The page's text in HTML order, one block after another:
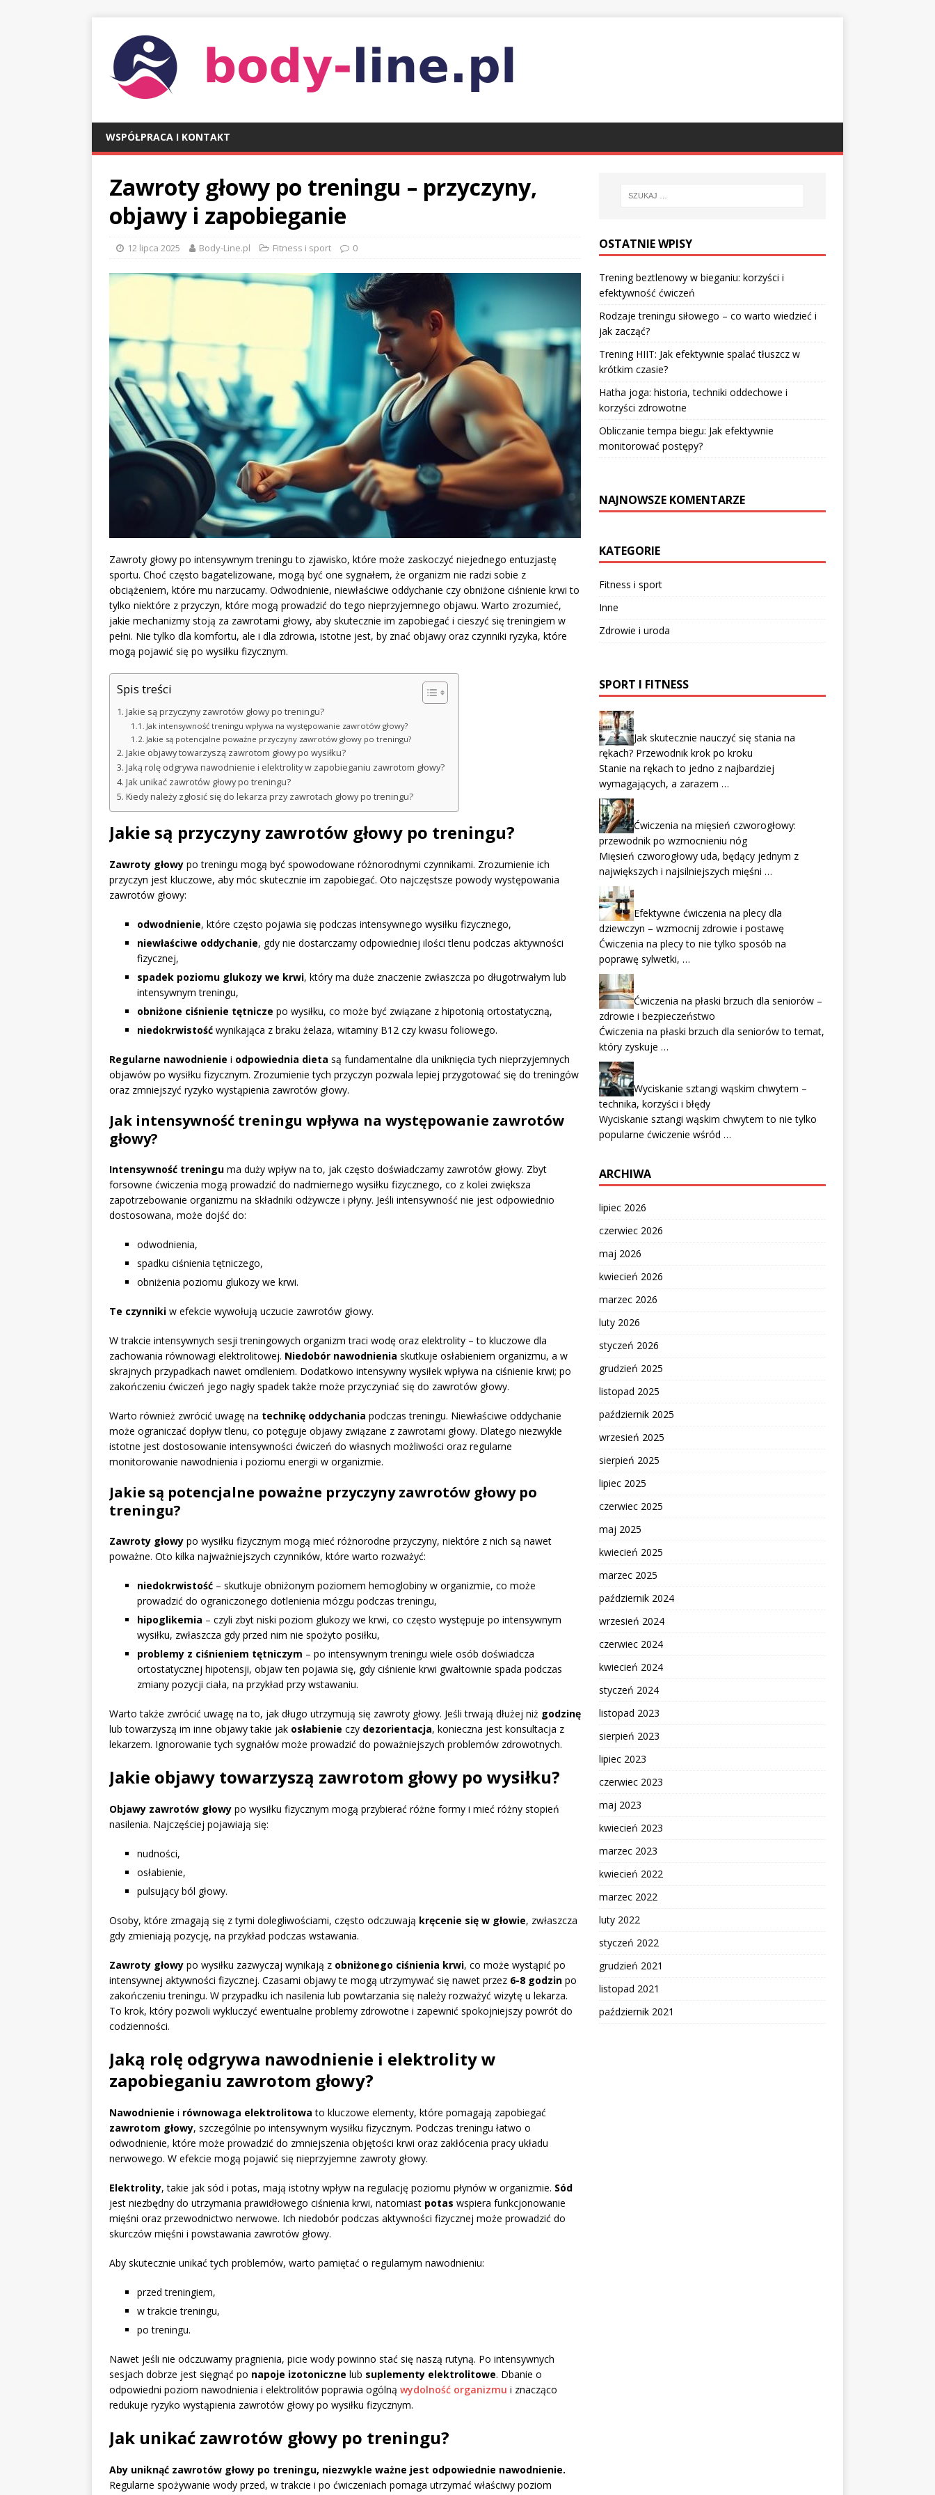
WSPÓŁPRACA I KONTAKT
Zawroty głowy po treningu – przyczyny,
objawy i zapobieganie
12 lipca 2025 Body-Line.pl Fitness i sport 0
Zawroty głowy po intensywnym treningu to zjawisko, które może zaskoczyć niejednego entuzjastę
sportu. Choć często bagatelizowane, mogą być one sygnałem, że organizm nie radzi sobie z
obciążeniem, które mu narzucamy. Odwodnienie, niewłaściwe oddychanie czy obniżone ciśnienie krwi to
tylko niektóre z przyczyn, które mogą prowadzić do tego nieprzyjemnego objawu. Warto zrozumieć,
jakie mechanizmy stoją za zawrotami głowy, aby skutecznie im zapobiegać i cieszyć się treningiem w
pełni. Nie tylko dla komfortu, ale i dla zdrowia, istotne jest, by znać objawy oraz czynniki ryzyka, które
mogą pojawić się po wysiłku fizycznym.
Spis treści
Jakie są przyczyny zawrotów głowy po treningu?
Jak intensywność treningu wpływa na występowanie zawrotów głowy?
Jakie są potencjalne poważne przyczyny zawrotów głowy po treningu?
Jakie objawy towarzyszą zawrotom głowy po wysiłku?
Jaką rolę odgrywa nawodnienie i elektrolity w zapobieganiu zawrotom głowy?
Jak unikać zawrotów głowy po treningu?
Kiedy należy zgłosić się do lekarza przy zawrotach głowy po treningu?
Jakie są przyczyny zawrotów głowy po treningu?
Zawroty głowy po treningu mogą być spowodowane różnorodnymi czynnikami. Zrozumienie ich
przyczyn jest kluczowe, aby móc skutecznie im zapobiegać. Oto najczęstsze powody występowania
zawrotów głowy:
odwodnienie, które często pojawia się podczas intensywnego wysiłku fizycznego,
niewłaściwe oddychanie, gdy nie dostarczamy odpowiedniej ilości tlenu podczas aktywności
fizycznej,
spadek poziomu glukozy we krwi, który ma duże znaczenie zwłaszcza po długotrwałym lub
intensywnym treningu,
obniżone ciśnienie tętnicze po wysiłku, co może być związane z hipotonią ortostatyczną,
niedokrwistość wynikająca z braku żelaza, witaminy B12 czy kwasu foliowego.
Regularne nawodnienie i odpowiednia dieta są fundamentalne dla uniknięcia tych nieprzyjemnych
objawów po wysiłku fizycznym. Zrozumienie tych przyczyn pozwala lepiej przygotować się do treningów
oraz zmniejszyć ryzyko wystąpienia zawrotów głowy.
Jak intensywność treningu wpływa na występowanie zawrotów
głowy?
Intensywność treningu ma duży wpływ na to, jak często doświadczamy zawrotów głowy. Zbyt
forsowne ćwiczenia mogą prowadzić do nadmiernego wysiłku fizycznego, co z kolei zwiększa
zapotrzebowanie organizmu na składniki odżywcze i płyny. Jeśli intensywność nie jest odpowiednio
dostosowana, może dojść do:
odwodnienia,
spadku ciśnienia tętniczego,
obniżenia poziomu glukozy we krwi.
Te czynniki w efekcie wywołują uczucie zawrotów głowy.
W trakcie intensywnych sesji treningowych organizm traci wodę oraz elektrolity – to kluczowe dla
zachowania równowagi elektrolitowej. Niedobór nawodnienia skutkuje osłabieniem organizmu, a w
skrajnych przypadkach nawet omdleniem. Dodatkowo intensywny wysiłek wpływa na ciśnienie krwi; po
zakończeniu ćwiczeń jego nagły spadek także może przyczyniać się do zawrotów głowy.
Warto również zwrócić uwagę na technikę oddychania podczas treningu. Niewłaściwe oddychanie
może ograniczać dopływ tlenu, co potęguje objawy związane z zawrotami głowy. Dlatego niezwykle
istotne jest dostosowanie intensywności ćwiczeń do własnych możliwości oraz regularne
monitorowanie nawodnienia i poziomu energii w organizmie.
Jakie są potencjalne poważne przyczyny zawrotów głowy po
treningu?
Zawroty głowy po wysiłku fizycznym mogą mieć różnorodne przyczyny, niektóre z nich są nawet
poważne. Oto kilka najważniejszych czynników, które warto rozważyć:
niedokrwistość – skutkuje obniżonym poziomem hemoglobiny w organizmie, co może
prowadzić do ograniczonego dotlenienia mózgu podczas treningu,
hipoglikemia – czyli zbyt niski poziom glukozy we krwi, co często występuje po intensywnym
wysiłku, zwłaszcza gdy przed nim nie spożyto posiłku,
problemy z ciśnieniem tętniczym – po intensywnym treningu wiele osób doświadcza
ortostatycznej hipotensji, objaw ten pojawia się, gdy ciśnienie krwi gwałtownie spada podczas
zmiany pozycji ciała, na przykład przy wstawaniu.
Warto także zwrócić uwagę na to, jak długo utrzymują się zawroty głowy. Jeśli trwają dłużej niż godzinę
lub towarzyszą im inne objawy takie jak osłabienie czy dezorientacja, konieczna jest konsultacja z
lekarzem. Ignorowanie tych sygnałów może prowadzić do poważniejszych problemów zdrowotnych.
Jakie objawy towarzyszą zawrotom głowy po wysiłku?
Objawy zawrotów głowy po wysiłku fizycznym mogą przybierać różne formy i mieć różny stopień
nasilenia. Najczęściej pojawiają się:
nudności,
osłabienie,
pulsujący ból głowy.
Osoby, które zmagają się z tymi dolegliwościami, często odczuwają kręcenie się w głowie, zwłaszcza
gdy zmieniają pozycję, na przykład podczas wstawania.
Zawroty głowy po wysiłku zazwyczaj wynikają z obniżonego ciśnienia krwi, co może wystąpić po
intensywnej aktywności fizycznej. Czasami objawy te mogą utrzymywać się nawet przez 6-8 godzin po
zakończeniu treningu. W przypadku ich nasilenia lub powtarzania się należy rozważyć wizytę u lekarza.
To krok, który pozwoli wykluczyć ewentualne problemy zdrowotne i zapewnić spokojniejszy powrót do
codzienności.
Jaką rolę odgrywa nawodnienie i elektrolity w
zapobieganiu zawrotom głowy?
Nawodnienie i równowaga elektrolitowa to kluczowe elementy, które pomagają zapobiegać
zawrotom głowy, szczególnie po intensywnym wysiłku fizycznym. Podczas treningu łatwo o
odwodnienie, które może prowadzić do zmniejszenia objętości krwi oraz zakłócenia pracy układu
nerwowego. W efekcie mogą pojawić się nieprzyjemne zawroty głowy.
Elektrolity, takie jak sód i potas, mają istotny wpływ na regulację poziomu płynów w organizmie. Sód
jest niezbędny do utrzymania prawidłowego ciśnienia krwi, natomiast potas wspiera funkcjonowanie
mięśni oraz przewodnictwo nerwowe. Ich niedobór podczas aktywności fizycznej może prowadzić do
skurczów mięśni i powstawania zawrotów głowy.
Aby skutecznie unikać tych problemów, warto pamiętać o regularnym nawodnieniu:
przed treningiem,
w trakcie treningu,
po treningu.
Nawet jeśli nie odczuwamy pragnienia, picie wody powinno stać się naszą rutyną. Po intensywnych
sesjach dobrze jest sięgnąć po napoje izotoniczne lub suplementy elektrolitowe. Dbanie o
odpowiedni poziom nawodnienia i elektrolitów poprawia ogólną wydolność organizmu i znacząco
redukuje ryzyko wystąpienia zawrotów głowy po wysiłku fizycznym.
Jak unikać zawrotów głowy po treningu?
Aby uniknąć zawrotów głowy po treningu, niezwykle ważne jest odpowiednie nawodnienie.
Regularne spożywanie wody przed, w trakcie i po ćwiczeniach pomaga utrzymać właściwy poziom
OSTATNIE WPISY
Trening beztlenowy w bieganiu: korzyści i
efektywność ćwiczeń
Rodzaje treningu siłowego – co warto wiedzieć i
jak zacząć?
Trening HIIT: Jak efektywnie spalać tłuszcz w
krótkim czasie?
Hatha joga: historia, techniki oddechowe i
korzyści zdrowotne
Obliczanie tempa biegu: Jak efektywnie
monitorować postępy?
NAJNOWSZE KOMENTARZE
KATEGORIE
Fitness i sport
Inne
Zdrowie i uroda
SPORT I FITNESS
Jak skutecznie nauczyć się stania na
rękach? Przewodnik krok po kroku
Stanie na rękach to jedno z najbardziej
wymagających, a zarazem …
Ćwiczenia na mięsień czworogłowy:
przewodnik po wzmocnieniu nóg
Mięsień czworogłowy uda, będący jednym z
największych i najsilniejszych mięśni …
Efektywne ćwiczenia na plecy dla
dziewczyn – wzmocnij zdrowie i postawę
Ćwiczenia na plecy to nie tylko sposób na
poprawę sylwetki, …
Ćwiczenia na płaski brzuch dla seniorów –
zdrowie i bezpieczeństwo
Ćwiczenia na płaski brzuch dla seniorów to temat,
który zyskuje …
Wyciskanie sztangi wąskim chwytem –
technika, korzyści i błędy
Wyciskanie sztangi wąskim chwytem to nie tylko
popularne ćwiczenie wśród …
ARCHIWA
lipiec 2026
czerwiec 2026
maj 2026
kwiecień 2026
marzec 2026
luty 2026
styczeń 2026
grudzień 2025
listopad 2025
październik 2025
wrzesień 2025
sierpień 2025
lipiec 2025
czerwiec 2025
maj 2025
kwiecień 2025
marzec 2025
październik 2024
wrzesień 2024
czerwiec 2024
kwiecień 2024
styczeń 2024
listopad 2023
sierpień 2023
lipiec 2023
czerwiec 2023
maj 2023
kwiecień 2023
marzec 2023
kwiecień 2022
marzec 2022
luty 2022
styczeń 2022
grudzień 2021
listopad 2021
październik 2021